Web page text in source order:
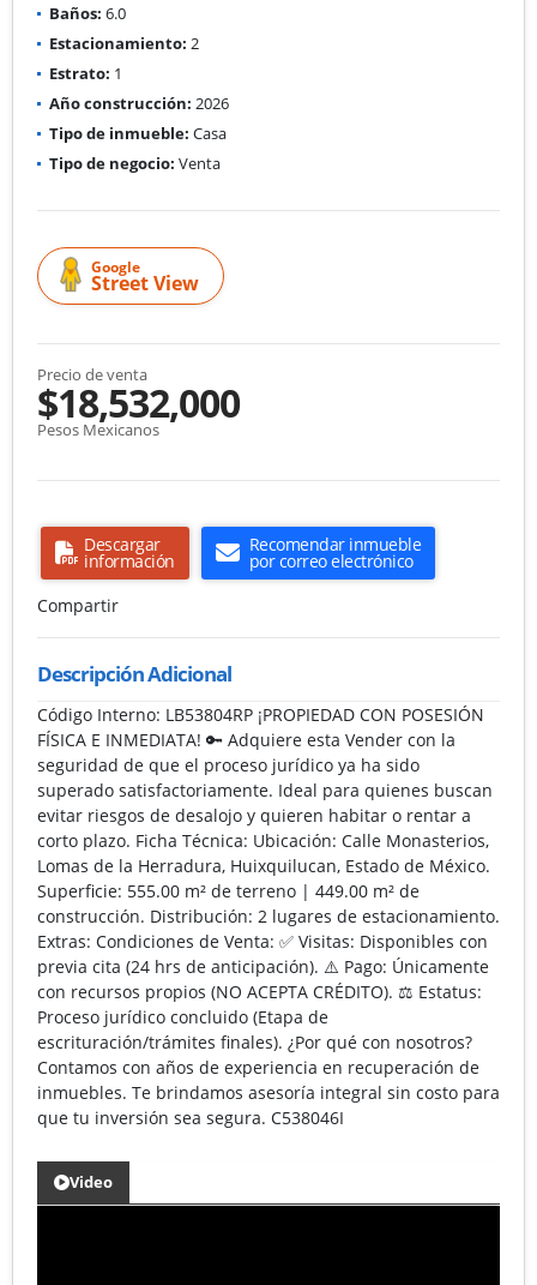
Baños: 6.0
Estacionamiento: 2
Estrato: 1
Año construcción: 2026
Tipo de inmueble: Casa
Tipo de negocio: Venta
Google
Street View
Precio de venta
$18,532,000
Pesos Mexicanos
Descargar
información
Recomendar inmueble
por correo electrónico
Compartir
Descripción Adicional
Código Interno: LB53804RP ¡PROPIEDAD CON POSESIÓN
FÍSICA E INMEDIATA! 🔑 Adquiere esta Vender con la
seguridad de que el proceso jurídico ya ha sido
superado satisfactoriamente. Ideal para quienes buscan
evitar riesgos de desalojo y quieren habitar o rentar a
corto plazo. Ficha Técnica: Ubicación: Calle Monasterios,
Lomas de la Herradura, Huixquilucan, Estado de México.
Superficie: 555.00 m² de terreno | 449.00 m² de
construcción. Distribución: 2 lugares de estacionamiento.
Extras: Condiciones de Venta: ✅ Visitas: Disponibles con
previa cita (24 hrs de anticipación). ⚠️ Pago: Únicamente
con recursos propios (NO ACEPTA CRÉDITO). ⚖️ Estatus:
Proceso jurídico concluido (Etapa de
escrituración/trámites finales). ¿Por qué con nosotros?
Contamos con años de experiencia en recuperación de
inmuebles. Te brindamos asesoría integral sin costo para
que tu inversión sea segura. C538046I
Video